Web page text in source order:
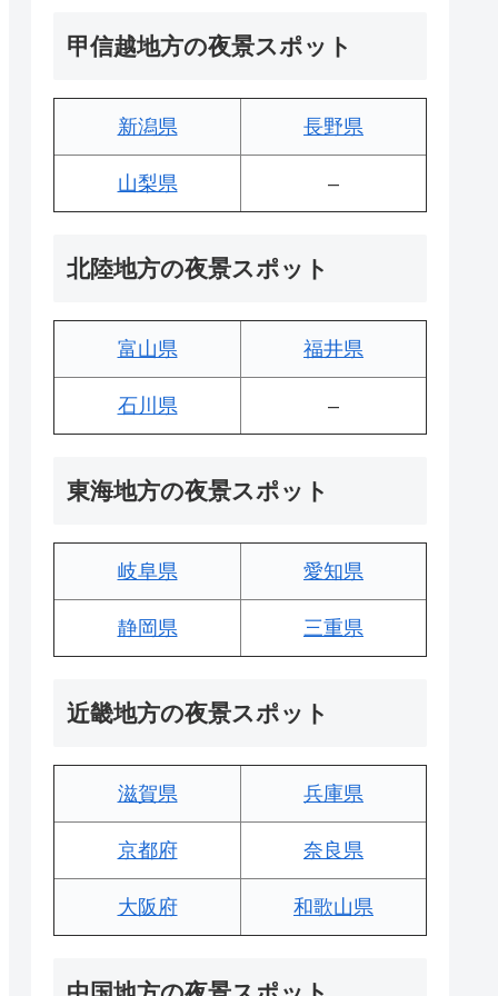
甲信越地方の夜景スポット
新潟県 長野県
山梨県 –
北陸地方の夜景スポット
富山県 福井県
石川県 –
東海地方の夜景スポット
岐阜県 愛知県
静岡県 三重県
近畿地方の夜景スポット
滋賀県 兵庫県
京都府 奈良県
大阪府 和歌山県